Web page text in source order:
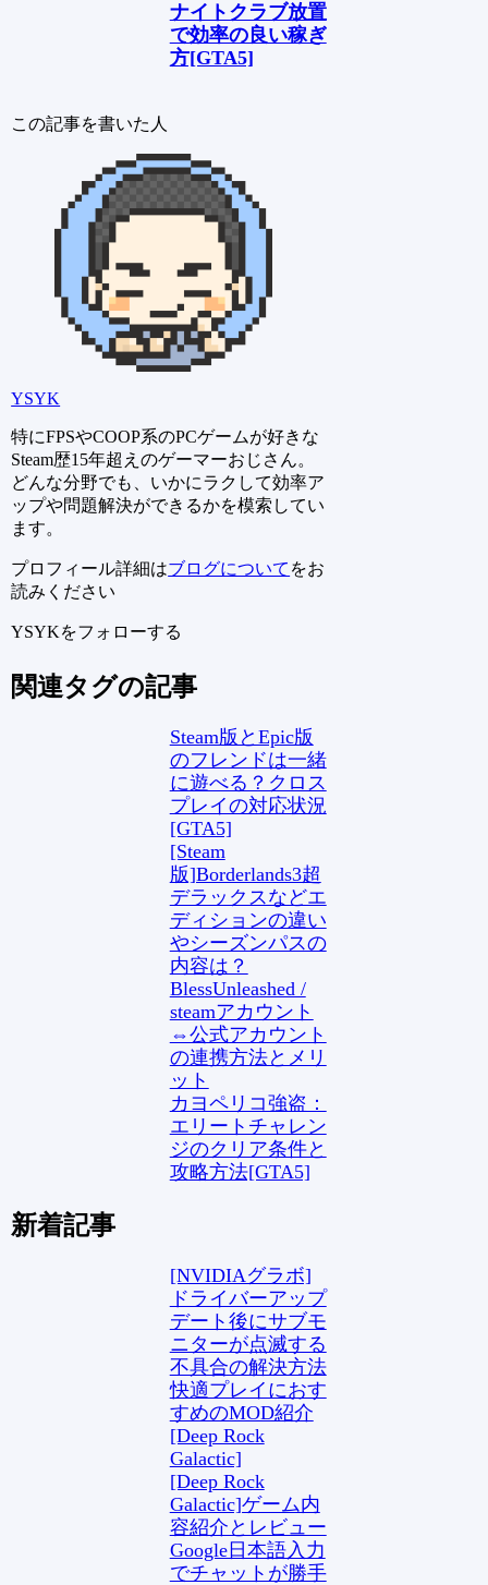
ナイトクラブ放置
で効率の良い稼ぎ
方[GTA5]
この記事を書いた人
YSYK
特にFPSやCOOP系のPCゲームが好きな
Steam歴15年超えのゲーマーおじさん。
どんな分野でも、いかにラクして効率ア
ップや問題解決ができるかを模索してい
ます。
プロフィール詳細はブログについて をお
読みください
YSYKをフォローする
関連タグの記事
Steam版とEpic版
のフレンドは一緒
に遊べる？クロス
プレイの対応状況
[GTA5]
[Steam
版]Borderlands3超
デラックスなどエ
ディションの違い
やシーズンパスの
内容は？
BlessUnleashed /
steamアカウント
⇔公式アカウント
の連携方法とメリ
ット
カヨペリコ強盗：
エリートチャレン
ジのクリア条件と
攻略方法[GTA5]
新着記事
[NVIDIAグラボ]
ドライバーアップ
デート後にサブモ
ニターが点滅する
不具合の解決方法
快適プレイにおす
すめのMOD紹介
[Deep Rock
Galactic]
[Deep Rock
Galactic]ゲーム内
容紹介とレビュー
Google日本語入力
でチャットが勝手